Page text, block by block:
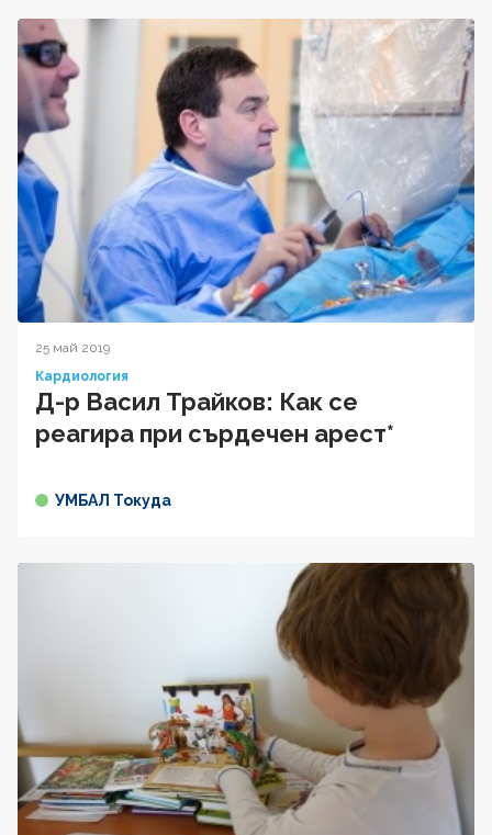
25 май 2019
Кардиология
Д-р Васил Трайков: Как се
реагира при сърдечен арест*
УМБАЛ Токуда